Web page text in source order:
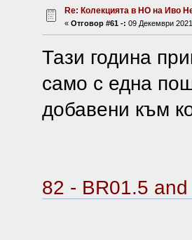
Re: Колекцията в НО на Иво
«Отговор #61 -: 09 Декември
Тази година
само с една
добавени към
82 - BR01.5